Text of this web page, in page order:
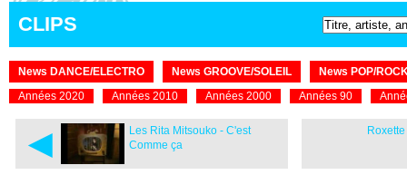
CLIPS
News DANCE/ELECTRO News GROOVE/SOLEIL
News POP/
Années 2020
Années 2010 Années 2000 Années 90
◄
Les Rita Mitsouko - C'est
Comme ça